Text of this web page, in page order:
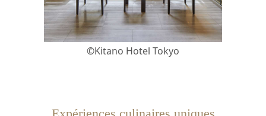
©Kitano Hotel Tokyo